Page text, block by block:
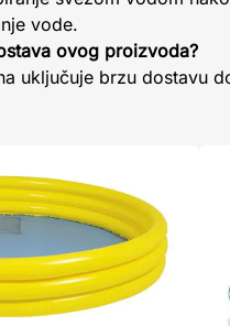
vode.
ovog proizvoda?
uključuje brzu dostavu